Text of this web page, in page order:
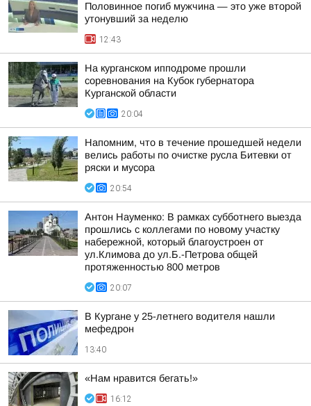
Половинное погиб мужчина — это уже второй
утонувший за неделю
12:43
На курганском ипподроме прошли
соревнования на Кубок губернатора
Курганской области
20:04
Напомним, что в течение прошедшей недели
велись работы по очистке русла Битевки от
ряски и мусора
20:54
Антон Науменко: В рамках субботнего выезда
прошлись с коллегами по новому участку
набережной, который благоустроен от
ул.Климова до ул.Б.-Петрова общей
протяженностью 800 метров
20:07
В Кургане у 25-летнего водителя нашли
мефедрон
13:40
«Нам нравится бегать!»
16:12